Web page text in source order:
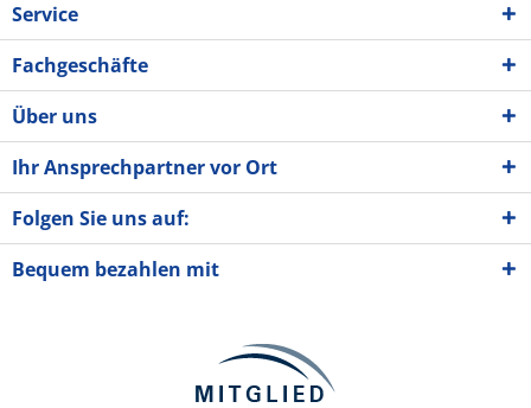
Service
Fachgeschäfte
Über uns
Ihr Ansprechpartner vor Ort
Folgen Sie uns auf:
Bequem bezahlen mit